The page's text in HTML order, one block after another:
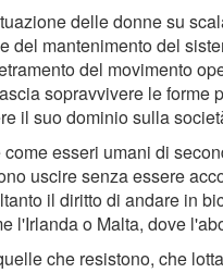
delle donne su
del mantenimento del
del movimento
sopravvivere le forme
il suo dominio sulla
esseri umani di
uscire senza essere
il diritto di andare in
l'Irlanda o Malta, dove
che resistono, che